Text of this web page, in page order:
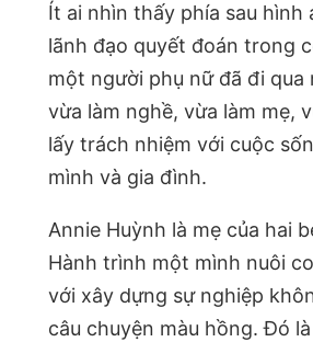
Ít ai nhìn thấy phía sau hình
lãnh đạo quyết đoán trong
một người phụ nữ đã đi qua
vừa làm nghề, vừa làm mẹ,
lấy trách nhiệm với cuộc
mình và gia đình.
Annie Huỳnh là mẹ của hai
Hành trình một mình nuôi
với xây dựng sự nghiệp
câu chuyện màu hồng. Đó